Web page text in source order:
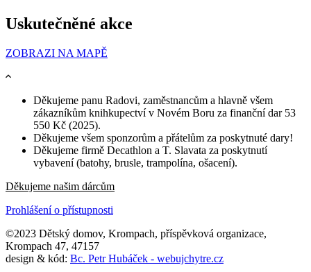
Uskutečněné akce
ZOBRAZI NA MAPĚ
Děkujeme panu Radovi, zaměstnancům a hlavně všem
zákazníkům knihkupectví v Novém Boru za finanční dar 53
550 Kč (2025).
Děkujeme všem sponzorům a přátelům za poskytnuté dary!
Děkujeme firmě Decathlon a T. Slavata za poskytnutí
vybavení (batohy, brusle, trampolína, ošacení).
Děkujeme našim dárcům
Prohlášení o přístupnosti
©2023 Dětský domov, Krompach, příspěvková organizace,
Krompach 47, 47157
design & kód: Bc. Petr Hubáček - webujchytre.cz